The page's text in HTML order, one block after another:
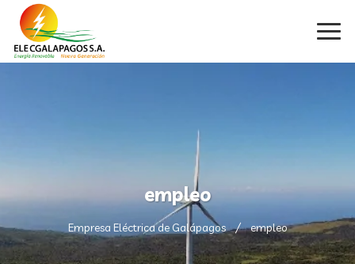
empleo
Empresa Eléctrica de Galápagos empleo